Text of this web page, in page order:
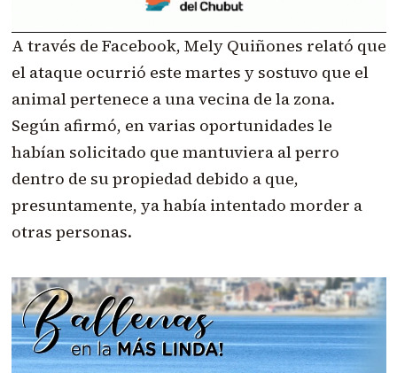
A través de Facebook, Mely Quiñones relató que
el ataque ocurrió este martes y sostuvo que el
animal pertenece a una vecina de la zona.
Según afirmó, en varias oportunidades le
habían solicitado que mantuviera al perro
dentro de su propiedad debido a que,
presuntamente, ya había intentado morder a
otras personas.